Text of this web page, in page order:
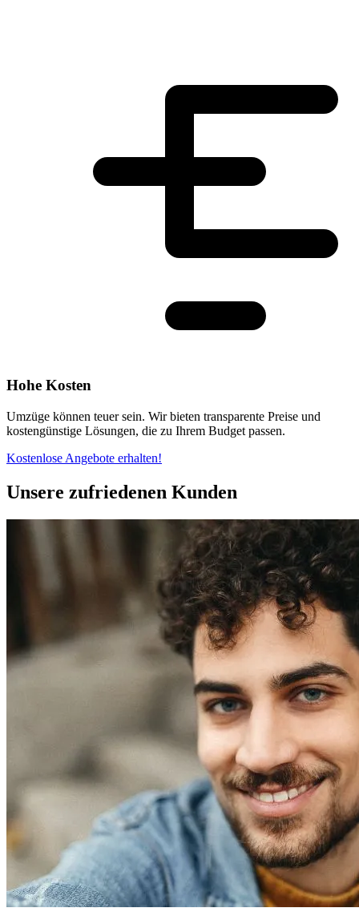
Hohe Kosten
Umzüge können teuer sein. Wir bieten transparente Preise und
kostengünstige Lösungen, die zu Ihrem Budget passen.
Kostenlose Angebote erhalten!
Unsere zufriedenen Kunden